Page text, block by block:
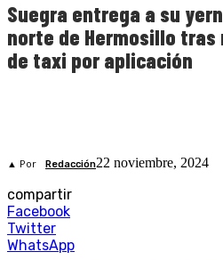
Suegra entrega a su
norte de Hermosillo
de taxi por aplicación
▲ Por Redacción22 noviembre, 2024
compartir
Facebook
Twitter
WhatsApp